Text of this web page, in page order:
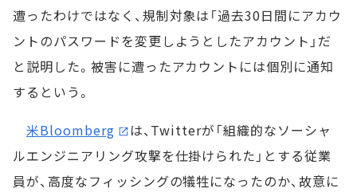
遭ったわけではなく、規制対象は「過去30日間にアカウ
ントのパスワードを変更しようとしたアカウント」だ
と説明した。被害に遭ったアカウントには個別に通知
するという。
米Bloomberg
は、Twitterが「組織的なソーシャ
ルエンジニアリング攻撃を仕掛けられた」とする従業
員が、高度なフィッシングの犠牲になったのか、故意に